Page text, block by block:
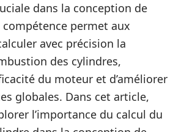
dans la conception de
permet aux
avec précision la
des cylindres,
du moteur et d’améliorer
globales. Dans cet article,
l’importance du calcul du